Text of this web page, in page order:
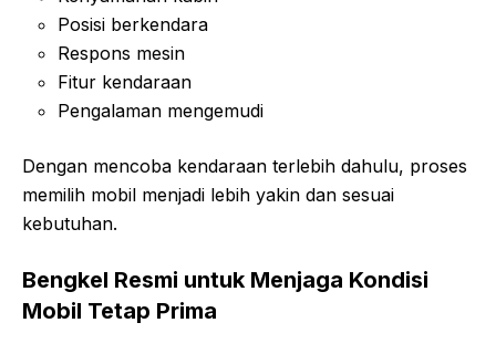
Posisi berkendara
Respons mesin
Fitur kendaraan
Pengalaman mengemudi
Dengan mencoba kendaraan terlebih dahulu, proses
memilih mobil menjadi lebih yakin dan sesuai
kebutuhan.
Bengkel Resmi untuk Menjaga Kondisi
Mobil Tetap Prima